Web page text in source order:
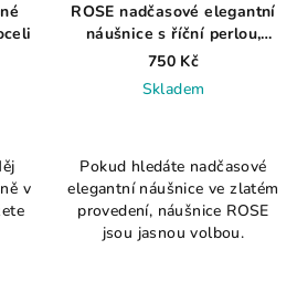
v
ROSE nadčasové elegantní
náušnice s říční perlou,
pozlacená ušlechtilá ocel
750 Kč
Skladem
produktu
je
4,5
z
Pokud hledáte nadčasové
elegantní náušnice ve zlatém
provedení, náušnice ROSE
jsou jasnou volbou.